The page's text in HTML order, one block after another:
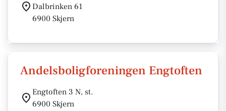
Dalbrinken 61
6900 Skjern
Andelsboligforeningen Engtoften
Engtoften 3 N, st.
6900 Skjern